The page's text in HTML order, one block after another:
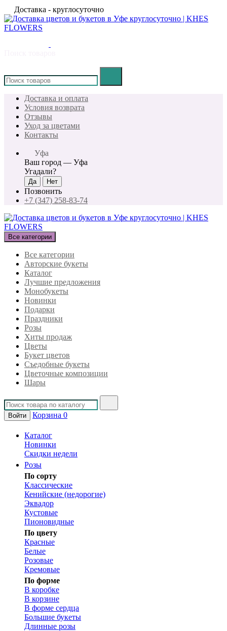
Доставка - круглосуточно
Доставка и оплата
Условия возврата
Отзывы
Уход за цветами
Контакты
Уфа
Ваш город — Уфа
Угадали?
Позвонить
+7 (347) 258-83-74
Все категории
Все категории
Авторские букеты
Каталог
Лучшие предложения
Монобукеты
Новинки
Подарки
Праздники
Розы
Хиты продаж
Цветы
Букет цветов
Съедобные букеты
Цветочные композиции
Шары
Войти Корзина 0
Каталог
Новинки
Скидки недели
Розы
По сорту
Классические
Кенийские (недорогие)
Эквадор
Кустовые
Пионовидные
По цвету
Красные
Белые
Розовые
Кремовые
По форме
В коробке
В корзине
В форме сердца
Большие букеты
Длинные розы